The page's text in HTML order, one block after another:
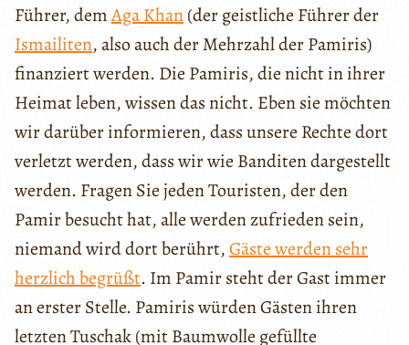
Führer, demAga Khan(der geistliche Führer der
Ismailiten, also auch der Mehrzahl der Pamiris)
finanziert werden. Die Pamiris, die nicht in ihrer
Heimat leben, wissen das nicht. Eben sie möchten
wir darüber informieren, dass unsere Rechte dort
verletzt werden, dass wir wie Banditen dargestellt
werden. Fragen Sie jeden Touristen, der den
Pamir besucht hat, alle werden zufrieden sein,
niemand wird dort berührt,Gäste werden sehr
herzlich begrüßt. Im Pamir steht der Gast immer
an erster Stelle. Pamiris würden Gästen ihren
letzten Tuschak (mit Baumwolle gefüllte